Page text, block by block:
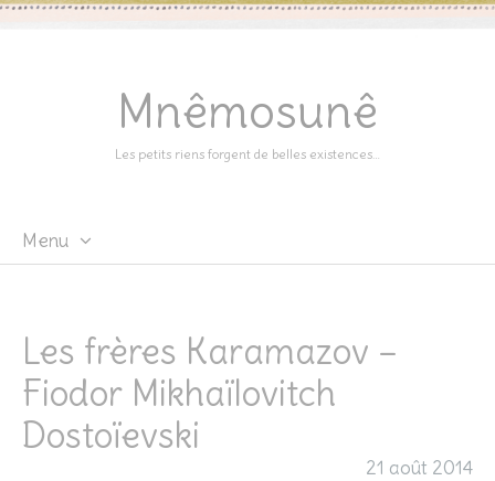
Mnêmosunê
Les petits riens forgent de belles existences…
Menu
Les frères Karamazov –
Fiodor Mikhaïlovitch
Dostoïevski
21 août 2014